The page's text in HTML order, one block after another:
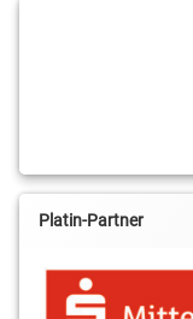
Platin-Partner